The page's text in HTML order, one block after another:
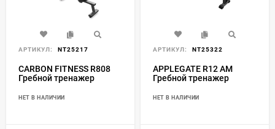
АРТИКУЛ: NT25217
CARBON FITNESS R808
Гребной тренажер
НЕТ В НАЛИЧИИ
АРТИКУЛ: NT25322
APPLEGATE R12 AM
Гребной тренажер
НЕТ В НАЛИЧИИ